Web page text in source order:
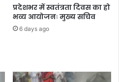
प्रदेशभर में स्वतंत्रता दिवस का हो
भव्य आयोजनः मुख्य सचिव
6 days ago